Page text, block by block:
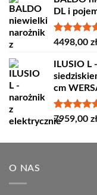
DL i
Oceniono
4498,00 zł
ILUSIO
cm
Oceniono
5.00
7959,00 zł
O NAS